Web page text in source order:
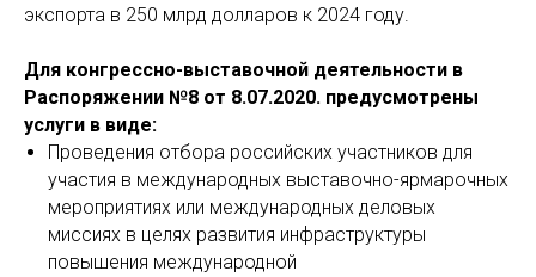
экспорта в 250 млрд долларов к 2024 году.
Для конгрессно-выставочной деятельности в
Распоряжении №8 от 8.07.2020. предусмотрены
услуги в виде:
Проведения отбора российских участников для
участия в международных выставочно-ярмарочных
мероприятиях или международных деловых
миссиях в целях развития инфраструктуры
повышения международной